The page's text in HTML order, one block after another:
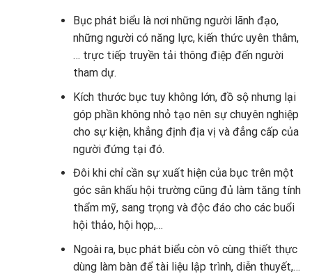
Bục phát biểu là nơi những người lãnh đạo,
những người có năng lực, kiến ​​thức uyên thâm,
… trực tiếp truyền tải thông điệp đến người
tham dự.
Kích thước bục tuy không lớn, đồ sộ nhưng lại
góp phần không nhỏ tạo nên sự chuyên nghiệp
cho sự kiện, khẳng định địa vị và đẳng cấp của
người đứng tại đó.
Đôi khi chỉ cần sự xuất hiện của bục trên một
góc sân khấu hội trường cũng đủ làm tăng tính
thẩm mỹ, sang trọng và độc đáo cho các buổi
hội thảo, hội họp,…
Ngoài ra, bục phát biểu còn vô cùng thiết thực
dùng làm bàn để tài liệu lập trình, diễn thuyết,…